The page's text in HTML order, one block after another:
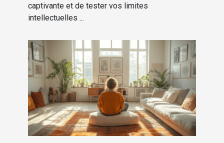
captivante et de tester vos limites
intellectuelles ...